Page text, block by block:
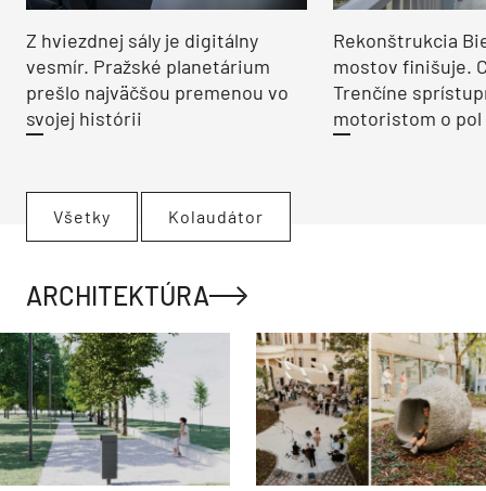
Z hviezdnej sály je digitálny
vesmír. Pražské planetárium
prešlo najväčšou premenou vo
svojej histórii
Rekonštrukcia
mostov finišuje.
Trenčíne
motoristom o pol
Všetky Kolaudátor
ARCHITEKTÚRA